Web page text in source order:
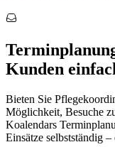
Kunden
Bieten Sie
Möglichkeit, Besuche
Koalendars
Einsätze selbstständig